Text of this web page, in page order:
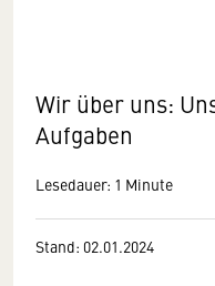
Wir über uns:
Aufgaben
Lesedauer: 1 Minute
Stand: 02.01.2024